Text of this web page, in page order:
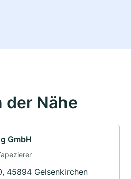
der Nähe
GmbH
45894 Gelsenkirchen